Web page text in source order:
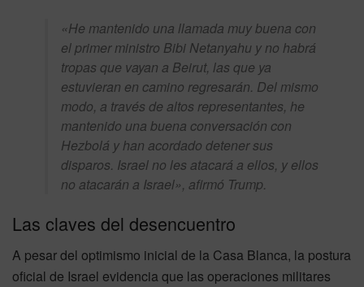
«He mantenido una llamada muy buena con
el primer ministro Bibi Netanyahu y no habrá
tropas que vayan a Beirut, las que ya
estuvieran en camino regresarán. Del mismo
modo, a través de altos representantes, he
mantenido una buena conversación con
Hezbolá y han acordado detener sus
disparos. Israel no les atacará a ellos, y ellos
no atacarán a Israel», afirmó Trump.
Las claves del desencuentro
A pesar del optimismo inicial de la Casa Blanca, la postura
oficial de Israel evidencia que las operaciones militares